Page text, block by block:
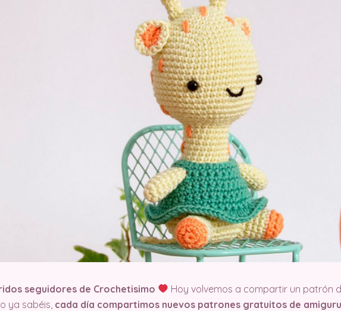
seguidores de Crochetisimo
Hoy volvemos a compartir un patrón
ya sabéis, cada día compartimos nuevos patrones gratuitos de